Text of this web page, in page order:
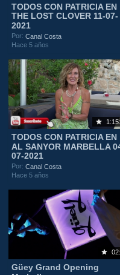
TODOS CON PATRICIA EN
THE LOST CLOVER 11-07-
2021
Por:Canal Costa
Hace 5 años
TODOS CON PATRICIA EN
AL SANYOR MARBELLA
07-2021
Por:Canal Costa
Hace 5 años
Güey Grand Opening